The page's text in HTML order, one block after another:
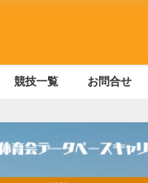
競技一覧 お問合せ